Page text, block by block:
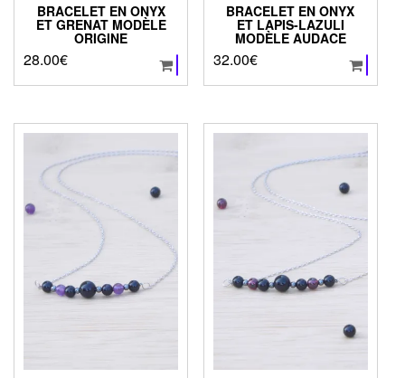
BRACELET EN ONYX
ET GRENAT MODÈLE
ORIGINE
28.00€
BRACELET EN ONYX
ET LAPIS-LAZULI
MODÈLE AUDACE
32.00€